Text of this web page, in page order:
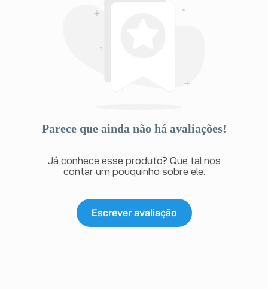
Parece que ainda não há avaliações!
Já conhece esse produto? Que tal nos
contar um pouquinho sobre ele.
Escrever avaliação